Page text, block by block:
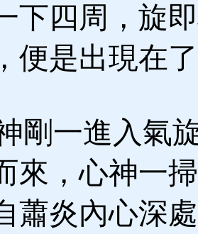
下四周，旋
便是出現在
剛一進入氣
來，心神一
蕭炎內心深